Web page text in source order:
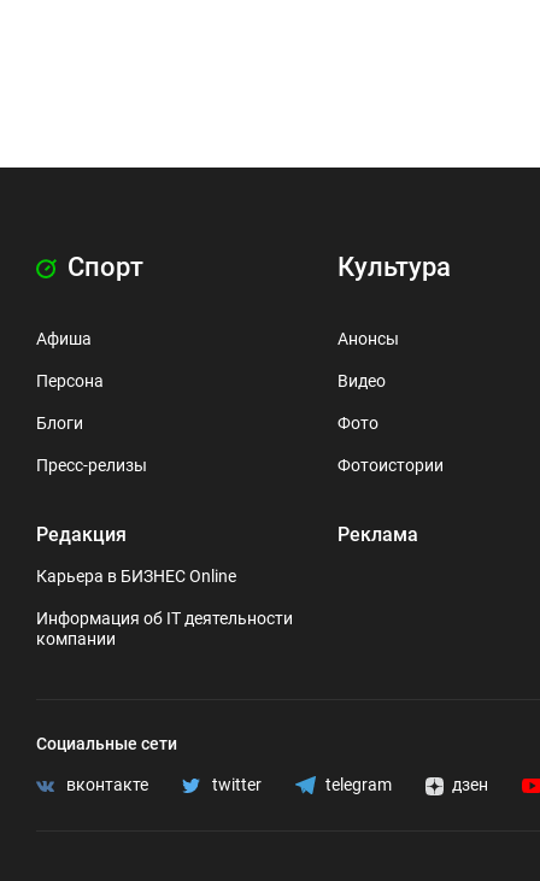
Спорт
Афиша
Персона
Блоги
Пресс-релизы
Редакция
Карьера в БИЗНЕС Online
Информация об IT деятельности
компании
Культура
Анонсы
Видео
Фото
Фотоистории
Реклама
Социальные сети
вконтакте twitter telegram дзен